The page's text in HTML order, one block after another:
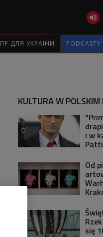

ПР ДЛЯ УКРАЇНИ PODCASTY
KULTURA W POLSKIM
i w
Od
się